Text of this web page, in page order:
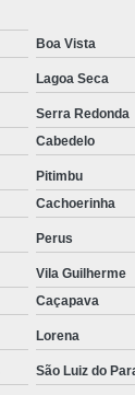
Boa Vista
Lagoa Seca
Serra Redonda
Cabedelo
Pitimbu
Cachoerinha
Perus
Vila Guilherme
Caçapava
Lorena
São Luiz do